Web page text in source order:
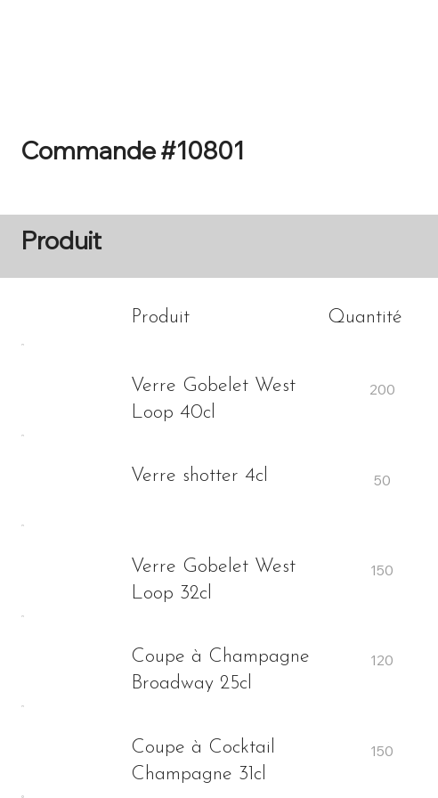
Commande #10801
Produit
Produit Quantité
Verre Gobelet West
Loop 40cl
Verre shotter 4cl
Verre Gobelet West
Loop 32cl
Coupe à Champagne
Broadway 25cl
Coupe à Cocktail
Champagne 31cl